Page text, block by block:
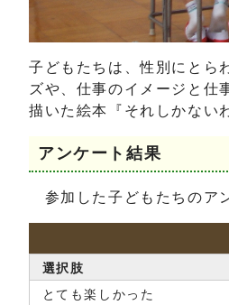
子どもたちは、性別にとら
ズや、仕事のイメージと仕
描いた絵本『それしかない
アンケート結果
参加した子どもたちのア
選択肢
とても楽しかった